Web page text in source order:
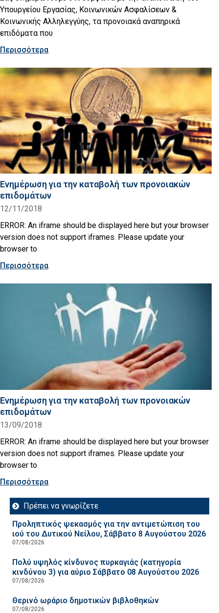
Υπουργείου Εργασίας, Κοινωνικών Ασφαλίσεων &
Κοινωνικής Αλληλεγγύης, τα προνοιακά αναπηρικά
επιδόματα που
Περισσότερα
Ενημέρωση για την καταβολή των προνοιακών
επιδομάτων
12/11/2018
ERROR: An iframe should be displayed here but your browser
version does not support iframes. Please update your
browser to
Περισσότερα
Ενημέρωση για την καταβολή των προνοιακών
επιδομάτων
13/09/2018
ERROR: An iframe should be displayed here but your browser
version does not support iframes. Please update your
browser to
Περισσότερα
Πρέπει να γνωρίζετε
Προληπτικός ψεκασμός για την αντιμετώπιση του
ιού του Δυτικού Νείλου, Σάββατο 8 Αυγούστου 2026
07/08/2026
Πολύ υψηλός κίνδυνος πυρκαγιάς (κατηγορία
κινδύνου 3) για αύριο Σάββατο 08 Αυγούστου 2026
07/08/2026
Θερινό ωράριο δημοτικών βιβλοθηκών
07/08/2026